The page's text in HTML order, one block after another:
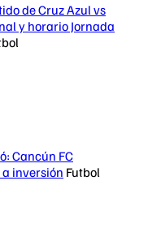
de Cruz Azul vs
y horario Jornada
Cancún FC
inversión Futbol